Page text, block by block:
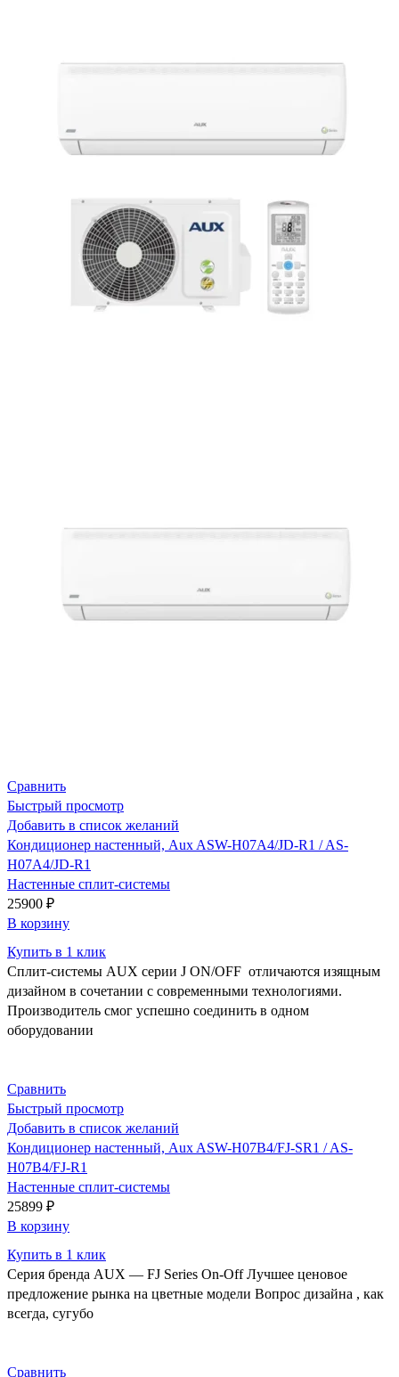
Сравнить
Быстрый просмотр
Добавить в список желаний
Кондиционер настенный, Aux ASW-H07A4/JD-R1 / AS-
H07A4/JD-R1
Настенные сплит-системы
25900 ₽
В корзину
Купить в 1 клик
Сплит-системы AUX серии J ON/OFF отличаются изящным
дизайном в сочетании с современными технологиями.
Производитель смог успешно соединить в одном
оборудовании
Сравнить
Быстрый просмотр
Добавить в список желаний
Кондиционер настенный, Aux ASW-H07B4/FJ-SR1 / AS-
H07B4/FJ-R1
Настенные сплит-системы
25899 ₽
В корзину
Купить в 1 клик
Серия бренда AUX — FJ Series On-Off Лучшее ценовое
предложение рынка на цветные модели Вопрос дизайна , как
всегда, сугубо
Сравнить